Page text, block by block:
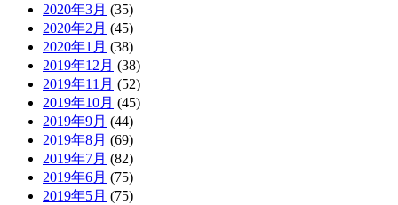
2020年3月 (35)
2020年2月 (45)
2020年1月 (38)
2019年12月 (38)
2019年11月 (52)
2019年10月 (45)
2019年9月 (44)
2019年8月 (69)
2019年7月 (82)
2019年6月 (75)
2019年5月 (75)